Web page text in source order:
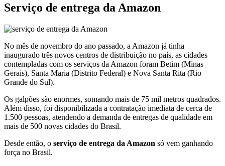
Serviço de entrega da Amazon
No mês de novembro do ano passado, a Amazon já tinha
inaugurado três novos centros de distribuição no país, as cidades
contempladas com os serviços da Amazon foram Betim (Minas
Gerais), Santa Maria (Distrito Federal) e Nova Santa Rita (Rio
Grande do Sul).
Os galpões são enormes, somando mais de 75 mil metros quadrados.
Além disso, foi disponibilizada a contratação imediata de cerca de
1.500 pessoas, atendendo a demanda de entregas de qualidade em
mais de 500 novas cidades do Brasil.
Desde então, o serviço de entrega da Amazon só vem ganhando
força no Brasil.